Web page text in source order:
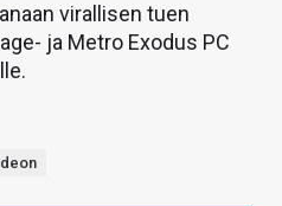
virallisen tuen
ja Metro Exodus PC